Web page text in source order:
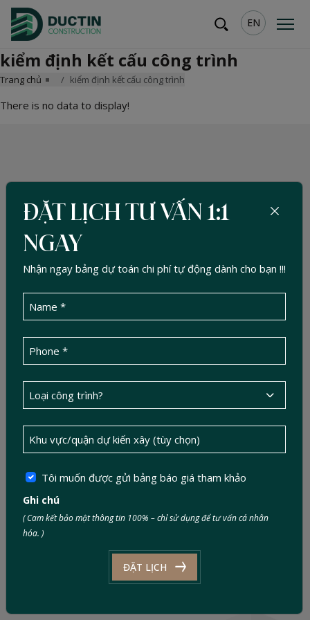
EN
kiểm định kết cấu công trình
Trang chủ kiểm định kết cấu công trình
There is no data to display!
Số 1, Đường 623D, Phường Phước Long,
TP.HCM
0886 343 343
ĐẶT LỊCH TƯ VẤN 1:1
NGAY
Nhận ngay bảng dự toán chi phí tự động dành cho bạn !!!
Tôi muốn được gửi bảng báo giá tham khảo
Ghi chú
( Cam kết bảo mật thông tin 100% – chỉ sử dụng để tư vấn cá nhân
hóa. )
ĐẶT LỊCH